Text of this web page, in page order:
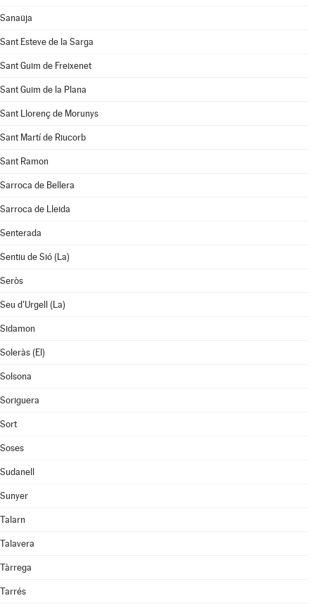
Sanaüja
Sant Esteve de la Sarga
Sant Guim de Freixenet
Sant Guim de la Plana
Sant Llorenç de Morunys
Sant Martí de Riucorb
Sant Ramon
Sarroca de Bellera
Sarroca de Lleida
Senterada
Sentiu de Sió (La)
Seròs
Seu d'Urgell (La)
Sidamon
Soleràs (El)
Solsona
Soriguera
Sort
Soses
Sudanell
Sunyer
Talarn
Talavera
Tàrrega
Tarrés